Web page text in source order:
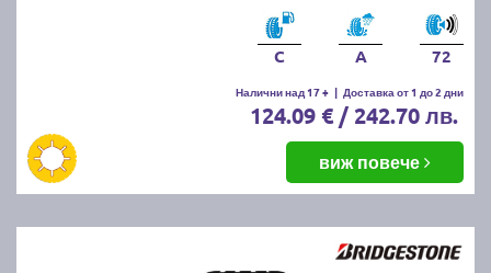
C A 72
Налични над 17 + | Доставка от 1 до 2 дни
124.09 € / 242.70 лв.
виж повече